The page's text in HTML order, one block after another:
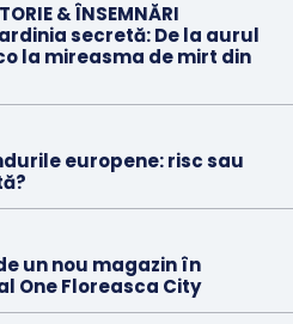
& ÎNSEMNĂRI
secretă: De la aurul
la mireasma de mirt din
europene: risc sau
un nou magazin în
One Floreasca City